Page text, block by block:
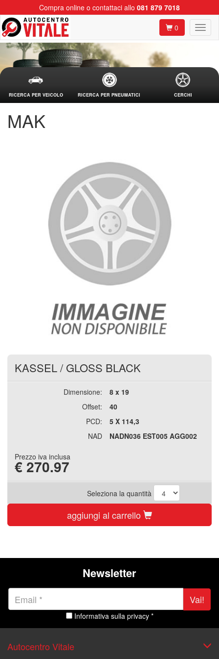
Compra online o contattaci allo 081 879 7018
0
RICERCA PER VEICOLO RICERCA PER PNEUMATICI CERCHI
MAK
KASSEL/ GLOSS BLACK
Dimensione:
8 x 19
Offset:
40
PCD:
5 X 114,3
NAD
NADN036 EST005 AGG002
Prezzo iva inclusa
€ 270.97
Seleziona la quantità
aggiungi al carrello
Newsletter
Vai!
Informativa sulla privacy *
Autocentro Vitale